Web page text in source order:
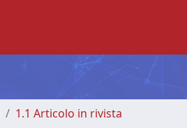
1.1 Articolo in rivista